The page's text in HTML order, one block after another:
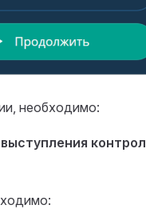
необходимо:
контрол